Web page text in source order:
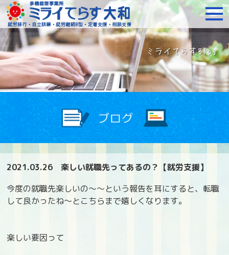
障がいをお持ちの方へ
2021.03.26
楽しい就職先ってあるの？【就労支援】
今度の就職先楽しいの～～という報告を耳にすると、転職
して良かったね～とこちらまで嬉しくなります。
楽しい要因って